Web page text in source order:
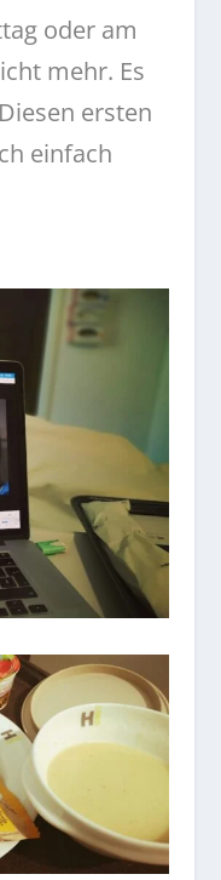
oder am
mehr. Es
ersten
einfach